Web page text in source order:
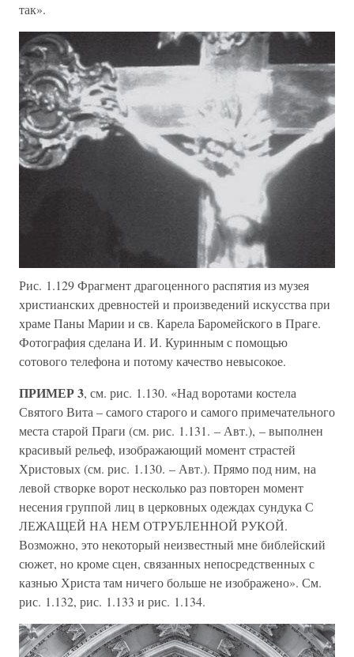
так».
Рис. 1.129 Фрагмент драгоценного распятия из музея
христианских древностей и произведений искусства при
храме Паны Марии и св. Карела Баромейского в Праге.
Фотография сделана И. И. Куринным с помощью
сотового телефона и потому качество невысокое.
ПРИМЕР 3, см. рис. 1.130. «Над воротами костела
Святого Вита – самого старого и самого примечательного
места старой Праги (см. рис. 1.131. – Авт.), – выполнен
красивый рельеф, изображающий момент страстей
Христовых (см. рис. 1.130. – Авт.). Прямо под ним, на
левой створке ворот несколько раз повторен момент
несения группой лиц в церковных одеждах сундука С
ЛЕЖАЩЕЙ НА НЕМ ОТРУБЛЕННОЙ РУКОЙ.
Возможно, это некоторый неизвестный мне библейский
сюжет, но кроме сцен, связанных непосредственных с
казнью Христа там ничего больше не изображено». См.
рис. 1.132, рис. 1.133 и рис. 1.134.